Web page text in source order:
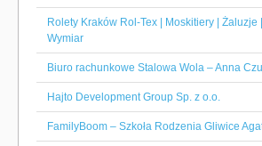
Rolety Kraków Rol-Tex | Moskitiery | Żaluzje
Wymiar
Biuro rachunkowe Stalowa Wola – Anna
Hajto Development Group Sp. z o.o.
FamilyBoom – Szkoła Rodzenia Gliwice